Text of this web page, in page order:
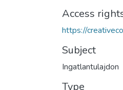
Access
https://
Subject
Ingatlantulajdon
Type